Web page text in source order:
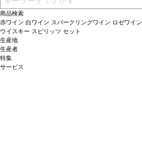
商品検索
赤ワイン 白ワイン スパークリングワイン ロゼワイン
ウイスキー スピリッツ セット
生産地
生産者
特集
サービス